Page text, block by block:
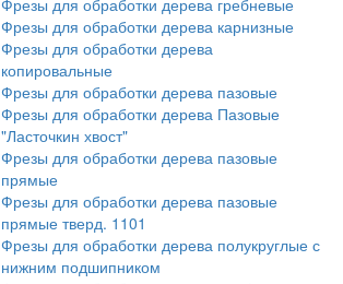
Фрезы для обработки дерева гребневые
Фрезы для обработки дерева карнизные
Фрезы для обработки дерева
копировальные
Фрезы для обработки дерева пазовые
Фрезы для обработки дерева Пазовые
"Ласточкин хвост"
Фрезы для обработки дерева пазовые
прямые
Фрезы для обработки дерева пазовые
прямые тверд. 1101
Фрезы для обработки дерева полукруглые с
нижним подшипником